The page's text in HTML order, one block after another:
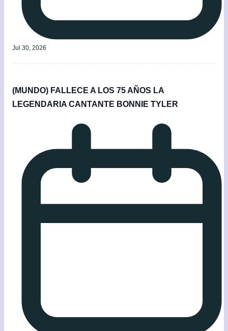
Jul 30, 2026
(MUNDO) FALLECE A LOS 75 AÑOS LA
LEGENDARIA CANTANTE BONNIE TYLER